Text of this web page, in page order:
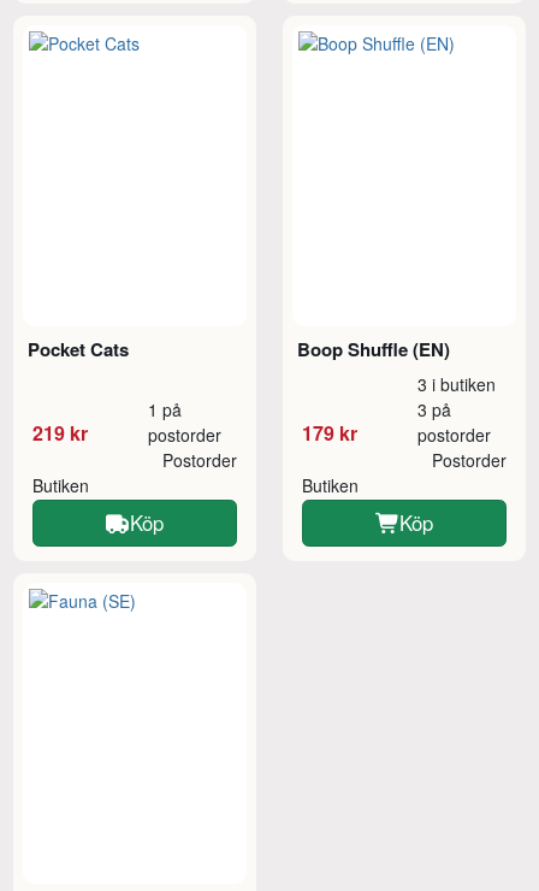
Pocket Cats
219 kr
1 på
postorder
Butiken
Postorder
Köp
Boop Shuffle (EN)
179 kr
3 i butiken
3 på
postorder
Butiken
Postorder
Köp